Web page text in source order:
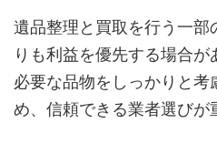
遺品整理と買取を行う一部
りも利益を優先する場合
必要な品物をしっかりと考
め、信頼できる業者選びが